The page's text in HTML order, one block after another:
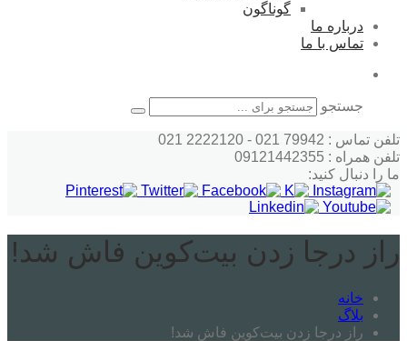
گوناگون
درباره ما
تماس با ما
جستجو
تلفن تماس : 79942 021 - 2222120 021
تلفن همراه : 09121442355
ما را دنبال کنید:
راز درجا زدن بیت‌کوین فاش شد!
خانه
بلاگ
راز درجا زدن بیت‌کوین فاش شد!